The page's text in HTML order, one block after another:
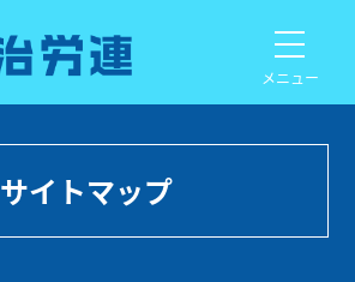
メニュー
サイトマップ